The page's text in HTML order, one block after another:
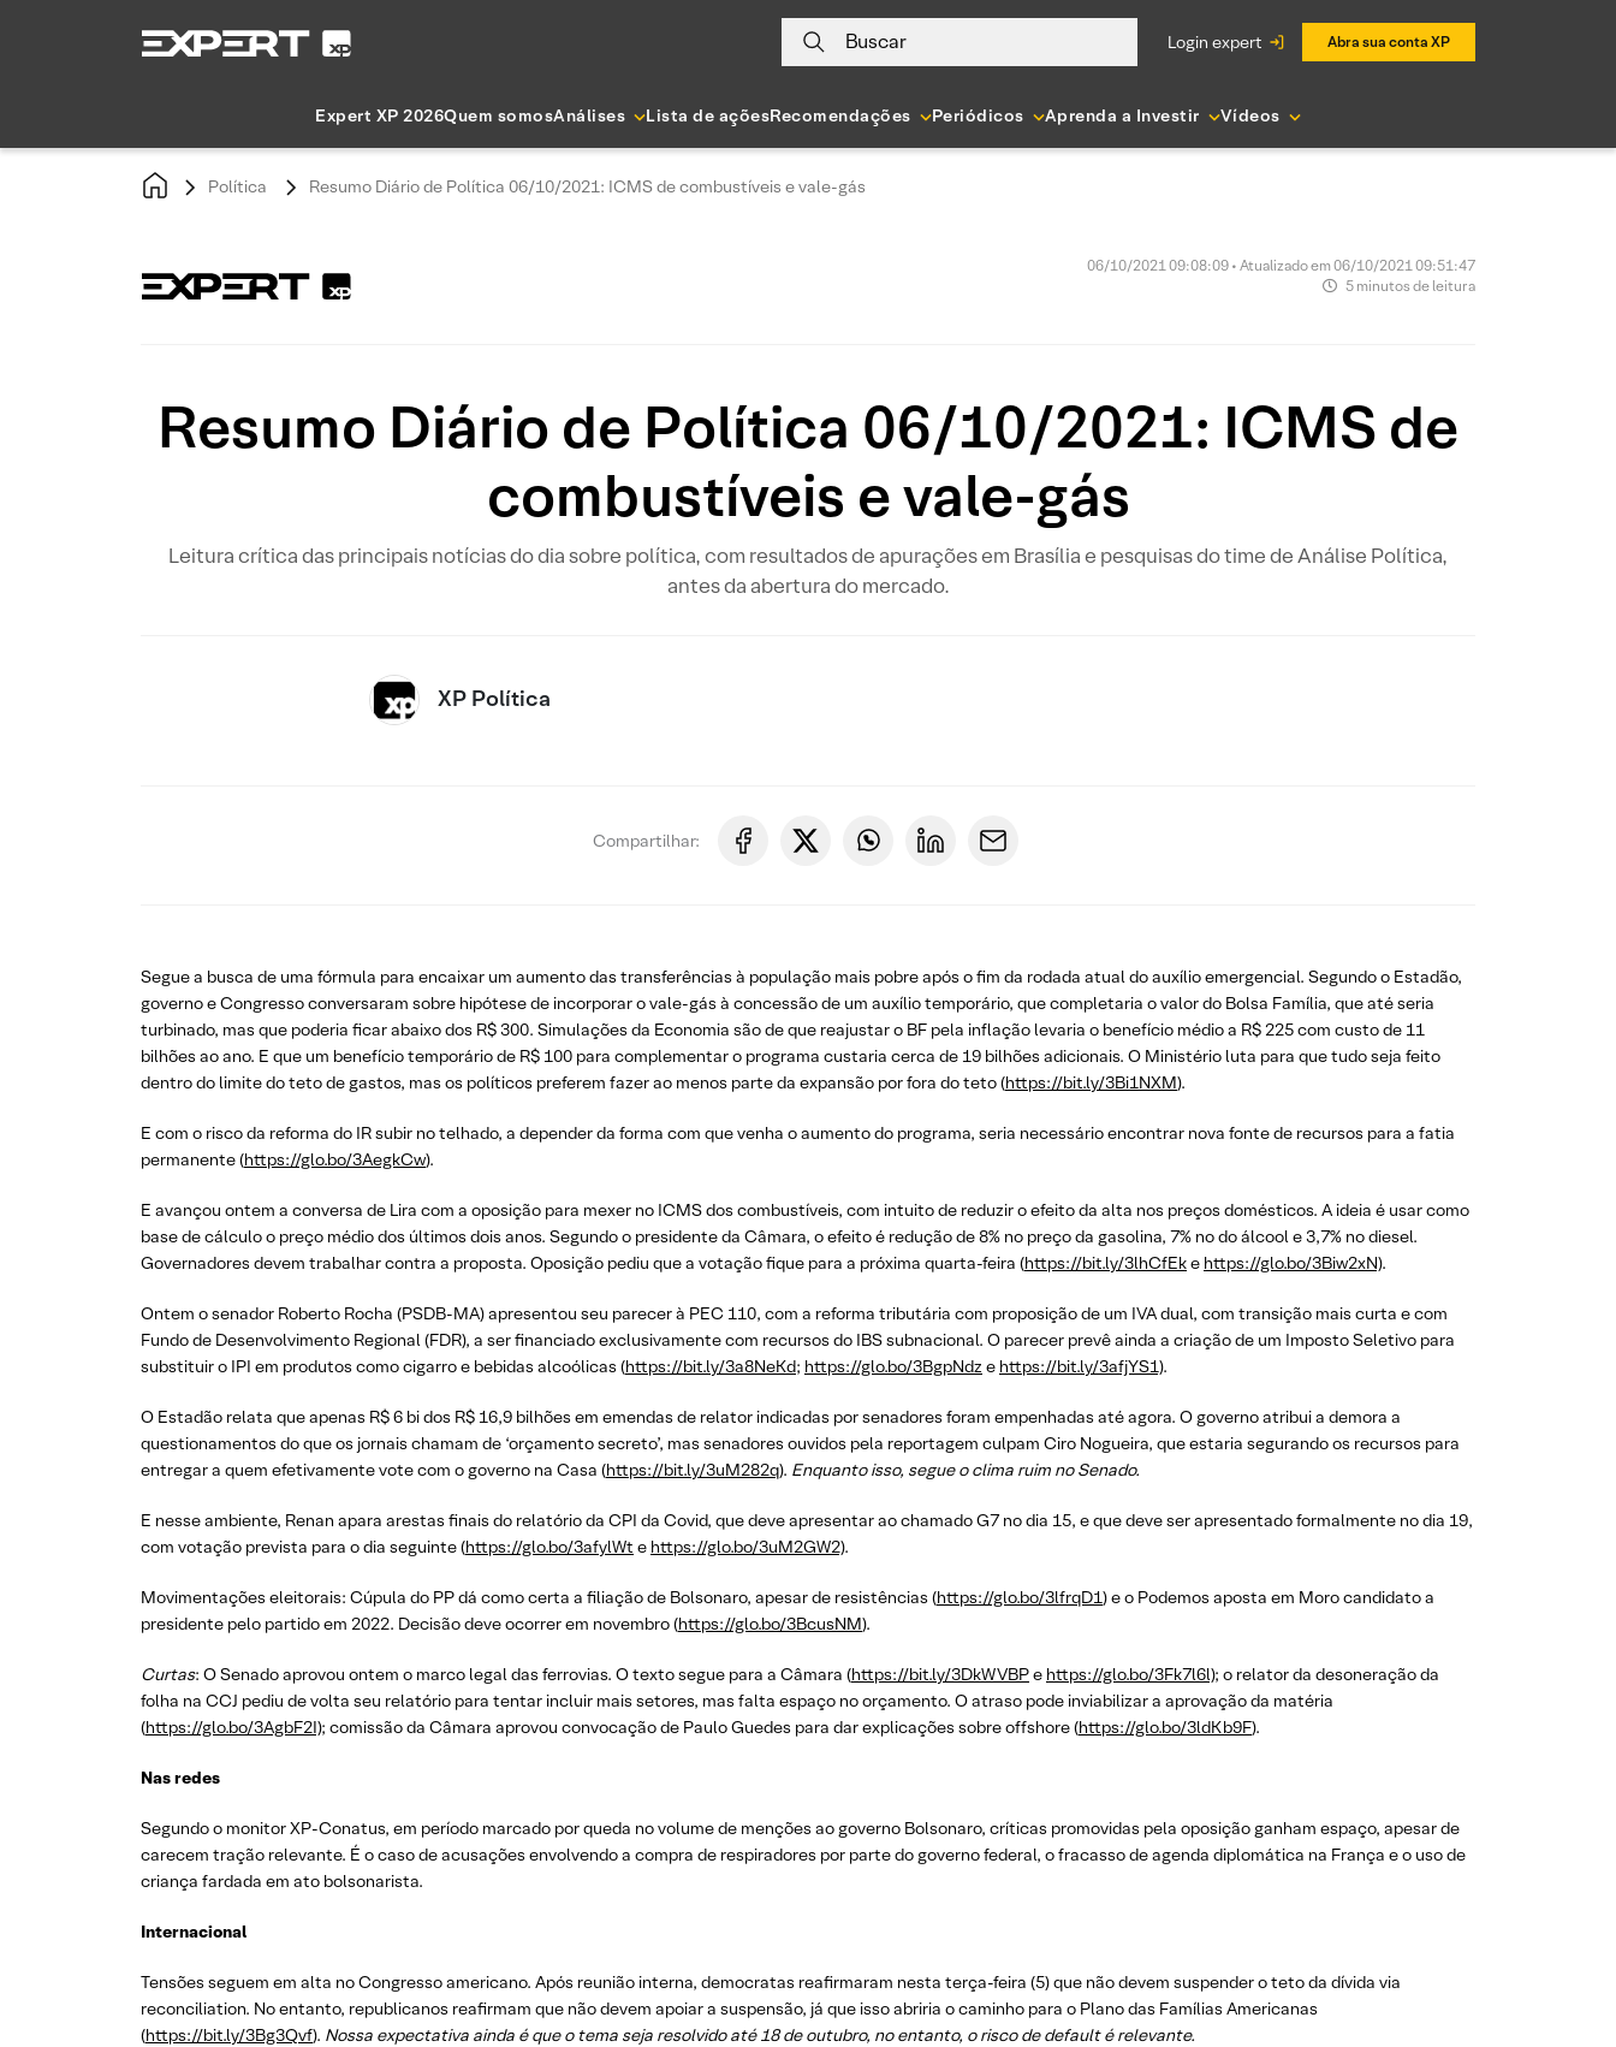
Buscar login expert Abra sua conta XP
Expert XP 2026Quem somosAnálises Lista de açõesRecomendações Periódicos Aprenda a Investir Vídeos
Política Resumo Diário de Política 06/10/2021: ICMS de combustíveis e vale-gás
06/10/2021 09:08:09 • Atualizado em 06/10/2021 09:51:47
5 minutos de leitura
Resumo Diário de Política 06/10/2021: ICMS de
combustíveis e vale-gás
Leitura crítica das principais notícias do dia sobre política, com resultados de apurações em Brasília e pesquisas do time de Análise Política,
antes da abertura do mercado.
XP Política
Compartilhar:
Segue a busca de uma fórmula para encaixar um aumento das transferências à população mais pobre após o fim da rodada atual do auxílio emergencial. Segundo o Estadão,
governo e Congresso conversaram sobre hipótese de incorporar o vale-gás à concessão de um auxílio temporário, que completaria o valor do Bolsa Família, que até seria
turbinado, mas que poderia ficar abaixo dos R$ 300. Simulações da Economia são de que reajustar o BF pela inflação levaria o benefício médio a R$ 225 com custo de 11
bilhões ao ano. E que um benefício temporário de R$ 100 para complementar o programa custaria cerca de 19 bilhões adicionais. O Ministério luta para que tudo seja feito
dentro do limite do teto de gastos, mas os políticos preferem fazer ao menos parte da expansão por fora do teto (https://bit.ly/3Bi1NXM).
E com o risco da reforma do IR subir no telhado, a depender da forma com que venha o aumento do programa, seria necessário encontrar nova fonte de recursos para a fatia
permanente (https://glo.bo/3AegkCw).
E avançou ontem a conversa de Lira com a oposição para mexer no ICMS dos combustíveis, com intuito de reduzir o efeito da alta nos preços domésticos. A ideia é usar como
base de cálculo o preço médio dos últimos dois anos. Segundo o presidente da Câmara, o efeito é redução de 8% no preço da gasolina, 7% no do álcool e 3,7% no diesel.
Governadores devem trabalhar contra a proposta. Oposição pediu que a votação fique para a próxima quarta-feira (https://bit.ly/3lhCfEke https://glo.bo/3Biw2xN).
Ontem o senador Roberto Rocha (PSDB-MA) apresentou seu parecer à PEC 110, com a reforma tributária com proposição de um IVA dual, com transição mais curta e com
Fundo de Desenvolvimento Regional (FDR), a ser financiado exclusivamente com recursos do IBS subnacional. O parecer prevê ainda a criação de um Imposto Seletivo para
substituir o IPI em produtos como cigarro e bebidas alcoólicas (https://bit.ly/3a8NeKd; https://glo.bo/3BgpNdz e https://bit.ly/3afjYS1).
O Estadão relata que apenas R$ 6 bi dos R$ 16,9 bilhões em emendas de relator indicadas por senadores foram empenhadas até agora. O governo atribui a demora a
questionamentos do que os jornais chamam de ‘orçamento secreto’, mas senadores ouvidos pela reportagem culpam Ciro Nogueira, que estaria segurando os recursos para
entregar a quem efetivamente vote com o governo na Casa (https://bit.ly/3uM282q). Enquanto isso, segue o clima ruim no Senado.
E nesse ambiente, Renan apara arestas finais do relatório da CPI da Covid, que deve apresentar ao chamado G7 no dia 15, e que deve ser apresentado formalmente no dia 19,
com votação prevista para o dia seguinte (https://glo.bo/3afylWt e https://glo.bo/3uM2GW2).
Movimentações eleitorais: Cúpula do PP dá como certa a filiação de Bolsonaro, apesar de resistências (https://glo.bo/3lfrqD1) e o Podemos aposta em Moro candidato a
presidente pelo partido em 2022. Decisão deve ocorrer em novembro (https://glo.bo/3BcusNM).
Curtas: O Senado aprovou ontem o marco legal das ferrovias. O texto segue para a Câmara (https://bit.ly/3DkWVBPe https://glo.bo/3Fk7l6l); o relator da desoneração da
folha na CCJ pediu de volta seu relatório para tentar incluir mais setores, mas falta espaço no orçamento. O atraso pode inviabilizar a aprovação da matéria
(https://glo.bo/3AgbF2I); comissão da Câmara aprovou convocação de Paulo Guedes para dar explicações sobre offshore (https://glo.bo/3ldKb9F).
Nas redes
Segundo o monitor XP-Conatus, em período marcado por queda no volume de menções ao governo Bolsonaro, críticas promovidas pela oposição ganham espaço, apesar de
carecem tração relevante. É o caso de acusações envolvendo a compra de respiradores por parte do governo federal, o fracasso de agenda diplomática na França e o uso de
criança fardada em ato bolsonarista.
Internacional
Tensões seguem em alta no Congresso americano. Após reunião interna, democratas reafirmaram nesta terça-feira (5) que não devem suspender o teto da dívida via
reconciliation. No entanto, republicanos reafirmam que não devem apoiar a suspensão, já que isso abriria o caminho para o Plano das Famílias Americanas
(https://bit.ly/3Bg3Qvf). Nossa expectativa ainda é que o tema seja resolvido até 18 de outubro, no entanto, o risco de default é relevante.